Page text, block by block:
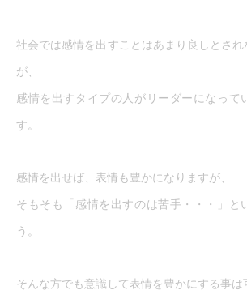
社会では感情を出すことはあまり良しとさ
が、
感情を出すタイプの人がリーダーになって
す。
感情を出せば、表情も豊かになりますが、
そもそも「感情を出すのは苦手・・・」と
う。
そんな方でも意識して表情を豊かにする事は